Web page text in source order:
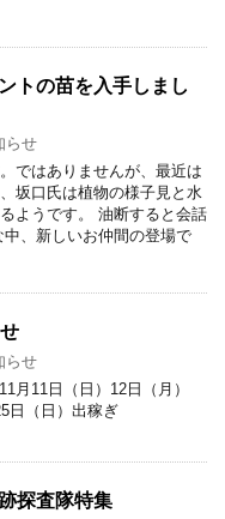
トの苗を入手しまし
らせ
ではありませんが、最近は
坂口氏は植物の様子見と水
ようです。 油断すると会話
、新しいお仲間の登場で
らせ
月11日（日）12日（月）
日（日）出稼ぎ
探査隊特集